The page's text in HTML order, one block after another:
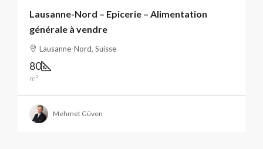
Lausanne-Nord – Epicerie – Alimentation
générale à vendre
Lausanne-Nord, Suisse
80
m²
Mehmet Güven